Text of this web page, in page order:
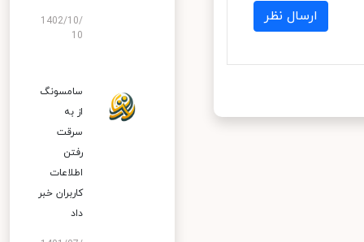
ارسال نظر
1402/10/
10
سامسونگ
از به
سرقت
رفتن
اطلاعات
کاربران خبر
داد